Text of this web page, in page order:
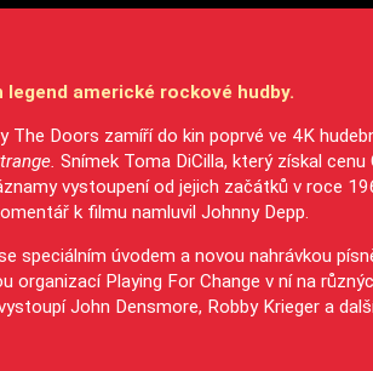
americké rockové hudby.
The Doors zamíří do kin poprvé ve 4K
Snímek Toma DiCilla, který získal cenu
vystoupení od jejich začátků v roce
k filmu namluvil Johnny Depp.
speciálním úvodem a novou nahrávkou
organizací Playing For Change v ní na
John Densmore, Robby Krieger a